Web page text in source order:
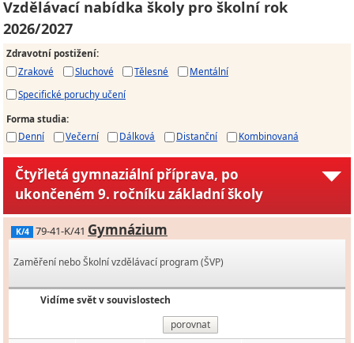
Vzdělávací nabídka školy pro školní rok
2026/2027
Zdravotní postižení:
Zrakové
Sluchové Tělesné
Mentální
Specifické poruchy učení
Forma studia:
Denní
Večerní Dálková Distanční Kombinovaná
Čtyřletá gymnaziální příprava, po
ukončeném 9. ročníku základní školy
K/4 79-41-K/41 Gymnázium
Zaměření nebo Školní vzdělávací program (ŠVP)
Vidíme svět v souvislostech
porovnat